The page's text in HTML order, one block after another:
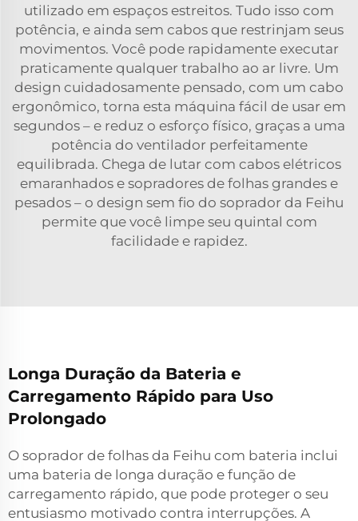
utilizado em espaços estreitos. Tudo isso com
potência, e ainda sem cabos que restrinjam seus
movimentos. Você pode rapidamente executar
praticamente qualquer trabalho ao ar livre. Um
design cuidadosamente pensado, com um cabo
ergonômico, torna esta máquina fácil de usar em
segundos – e reduz o esforço físico, graças a uma
potência do ventilador perfeitamente
equilibrada. Chega de lutar com cabos elétricos
emaranhados e sopradores de folhas grandes e
pesados – o design sem fio do soprador da Feihu
permite que você limpe seu quintal com
facilidade e rapidez.
Longa Duração da Bateria e
Carregamento Rápido para Uso
Prolongado
O soprador de folhas da Feihu com bateria inclui
uma bateria de longa duração e função de
carregamento rápido, que pode proteger o seu
entusiasmo motivado contra interrupções. A